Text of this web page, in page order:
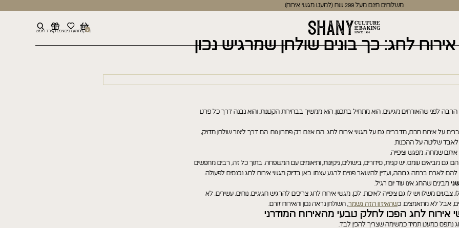
משלוחים חינם מעל 299 שח (למעט מגשי אירוח)
0
סל קניותמועדפיםגיפט קארד חיפוש
לחג: כך בונים שולחן שמרגיש נכון
לפני שהאורחים מגיעים. הוא מתחיל בתכנון. הוא ממשיך בבחירות הקטנות. והוא נבנה דרך כל פרט
על אירוח חכם, מדברים גם על מגשי אירוח לחג. הם אינם רק פתרון נוח. הם דרך ליצור שולחן מדויק,
לאבד שליטה על ההכנות.
שמחה, מפגש וציפייה.
גם מביאים עומס. יש קניות, סידורים, בישולים, ניקיונות, ותיאומים עם המשפחה. בתוך כל זה, רבים מחפשים
לארח ברמה גבוהה, ועדיין להישאר פנויים לרגע עצמו. כאן בדיוק מגשי אירוח לחג נכנסים לפעולה.
מבינים שהחג אינו עוד יום רגיל.
צבעים משלו ויש לו גם ציפייה לאיכות. לכן, מגשי אירוח לחג צריכים להרגיש חגיגיים, נוחים, עשירים, לא
אבל לא מתאמצים. כשהאיזון הזה נשמר, השולחן נראה נכון והאירוח זורם.
אירוח לחג הפכו לחלק טבעי מהאירוח המודרני
נתפס כמעט תמיד כמשימה שצריך להכין לבד.